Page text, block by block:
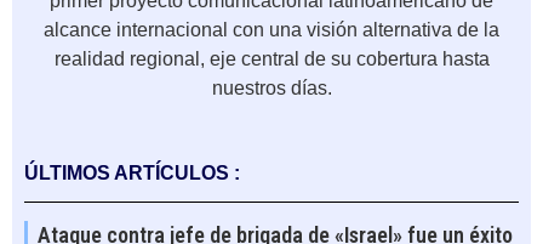
alcance internacional con una visión alternativa de la
realidad regional, eje central de su cobertura hasta
nuestros días.
ÚLTIMOS ARTÍCULOS :
Ataque contra jefe de brigada de «Israel» fue un éxito